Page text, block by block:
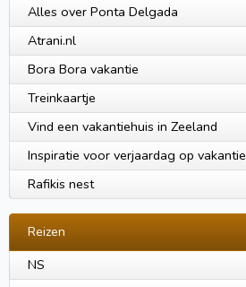
Alles over Ponta Delgada
Atrani.nl
Bora Bora vakantie
Treinkaartje
Vind een vakantiehuis in Zeeland
Inspiratie voor verjaardag op vakantie
Rafikis nest
Reizen
NS